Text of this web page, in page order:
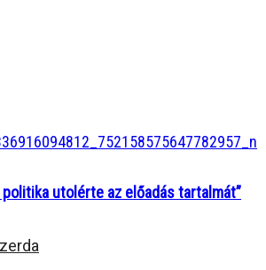
utolérte az előadás tartalmát”